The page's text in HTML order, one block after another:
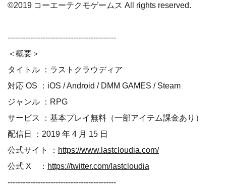
©2019 コーエーテクモゲームス All rights reserved.
-------------------------------------------
＜概要＞
タイトル ：ラストクラウディア
対応 OS ：iOS / Android / DMM GAMES / Steam
ジャンル ：RPG
サービス ：基本プレイ無料（一部アイテム課金あり）
配信日 ：2019 年 4 月 15 日
公式サイト ： https://www.lastcloudia.com/
公式 X ： https://twitter.com/lastcloudia
-------------------------------------------